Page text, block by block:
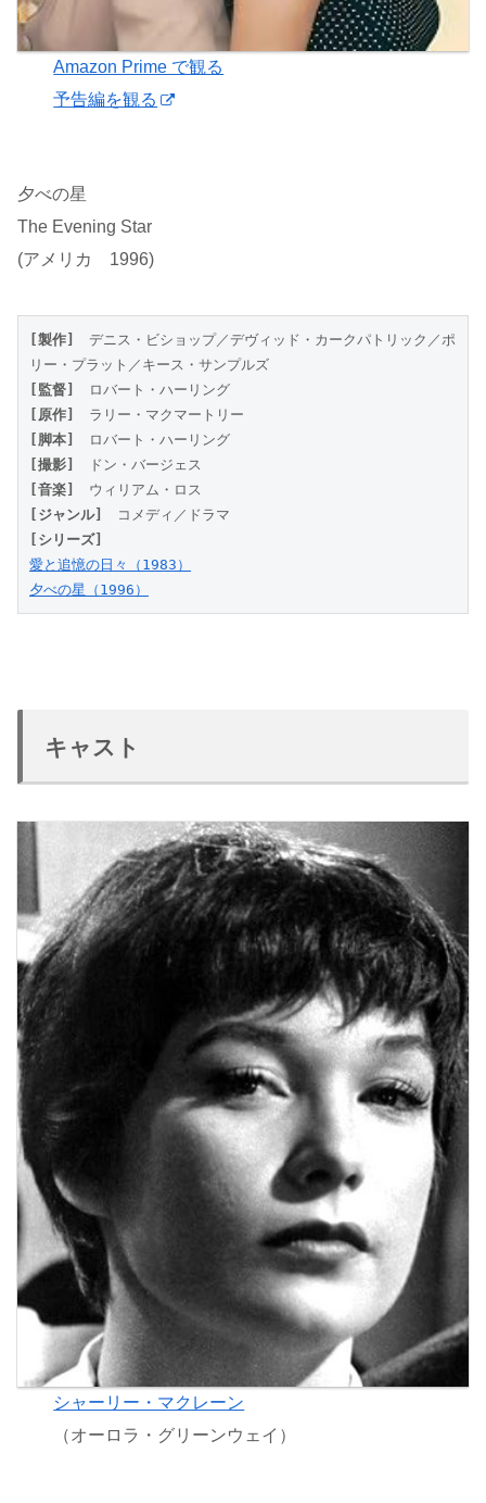
Amazon Prime で観る
予告編を観る
夕べの星
The Evening Star
(アメリカ 1996)
[製作]
デニス・ビショップ／デヴィッド・カークパトリック／ポ
リー・プラット／キース・サンプルズ
[監督]
ロバート・ハーリング
[原作]
ラリー・マクマートリー
[脚本]
ロバート・ハーリング
[撮影]
ドン・バージェス
[音楽]
ウィリアム・ロス
[ジャンル]
コメディ／ドラマ
[シリーズ]
愛と追憶の日々（1983）
夕べの星（1996）
キャスト
シャーリー・マクレーン
（オーロラ・グリーンウェイ）